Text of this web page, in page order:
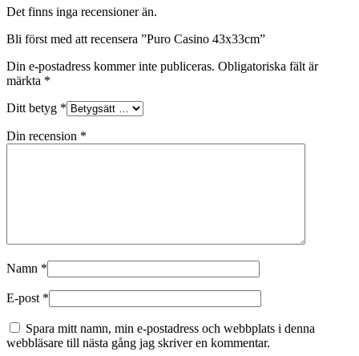
Det finns inga recensioner än.
Bli först med att recensera ”Puro Casino 43x33cm”
Din e-postadress kommer inte publiceras. Obligatoriska fält är
märkta *
Ditt betyg *
Din recension *
Namn *
E-post *
Spara mitt namn, min e-postadress och webbplats i denna
webbläsare till nästa gång jag skriver en kommentar.